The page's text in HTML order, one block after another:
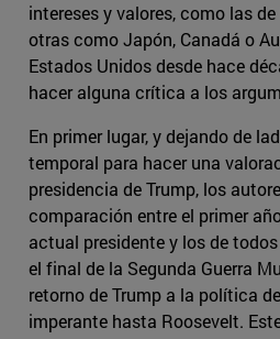
intereses y valores, como las
otras como Japón, Canadá o
Estados Unidos desde hace
hacer alguna crítica a los
En primer lugar, y dejando de
temporal para hacer una
presidencia de Trump, los
comparación entre el primer
actual presidente y los de
el final de la Segunda Guerra
retorno de Trump a la política
imperante hasta Roosevelt.